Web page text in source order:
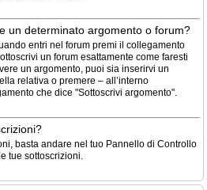
un determinato argomento o forum?
entri nel forum premi il collegamento
un forum esattamente come faresti
un argomento, puoi sia inserirvi un
relativa o premere – all’interno
che dice "Sottoscrivi argomento".
basta andare nel tuo Pannello di Controllo
tue sottoscrizioni.